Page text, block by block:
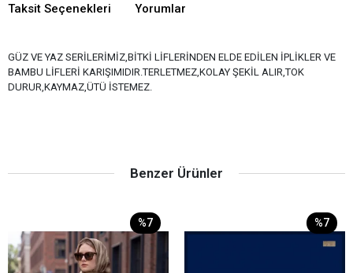
Taksit Seçenekleri Yorumlar
GÜZ VE YAZ SERİLERİMİZ,BİTKİ LİFLERİNDEN ELDE EDİLEN İPLİKLER VE
BAMBU LİFLERİ KARIŞIMIDIR.TERLETMEZ,KOLAY ŞEKİL ALIR,TOK
DURUR,KAYMAZ,ÜTÜ İSTEMEZ.
Benzer Ürünler
%7 %7